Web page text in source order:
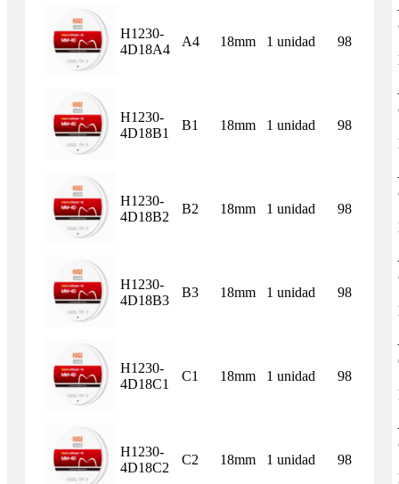
H1230-
4D18A4
A4 18mm 1 unidad 98
H1230-
4D18B1
B1 18mm 1 unidad 98
H1230-
4D18B2
B2 18mm 1 unidad 98
H1230-
4D18B3
B3 18mm 1 unidad 98
H1230-
4D18C1
C1 18mm 1 unidad 98
H1230-
4D18C2
C2 18mm 1 unidad 98